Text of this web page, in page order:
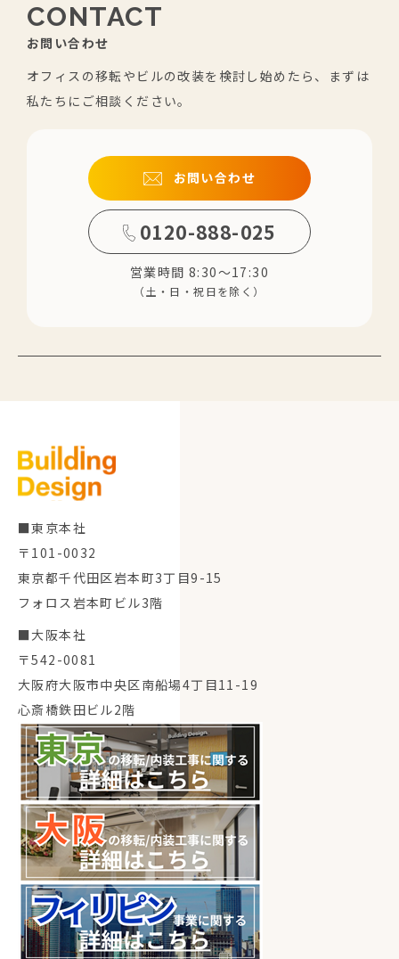
CONTACT
お問い合わせ
オフィスの移転やビルの改装を検討し始めたら、まずは
私たちにご相談ください。
お問い合わせ
0120-888-025
営業時間 8:30～17:30
（土・日・祝日を除く）
■東京本社
〒101-0032
東京都千代田区岩本町3丁目9-15
フォロス岩本町ビル3階
■大阪本社
〒542-0081
大阪府大阪市中央区南船場4丁目11-19
心斎橋鉄田ビル2階